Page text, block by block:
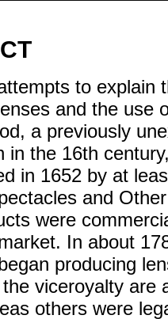
to explain
and the use
a previously
in the 16th
in 1652 by at
and
were
In about
producing
viceroyalty are
others were